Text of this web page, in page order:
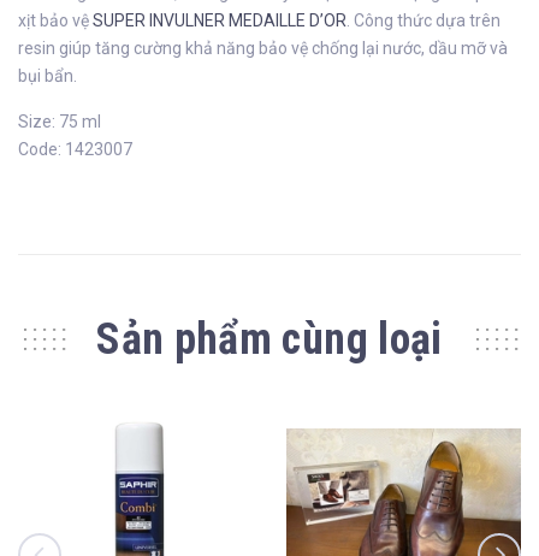
xịt bảo vệSUPER INVULNER MEDAILLE D’OR. Công thức dựa trên
resin giúp tăng cường khả năng bảo vệ chống lại nước, dầu mỡ và
bụi bẩn.
Size: 75 ml
Code: 1423007
Sản phẩm cùng loại